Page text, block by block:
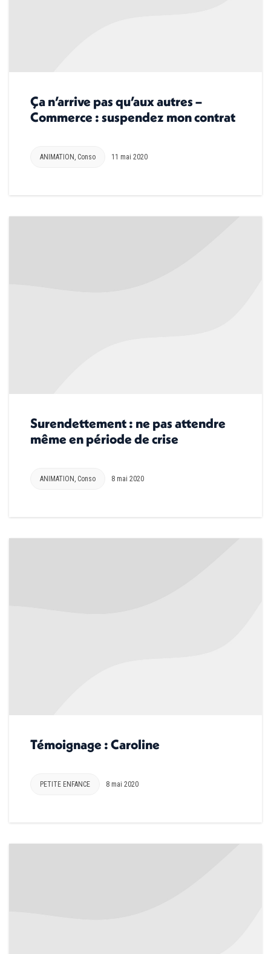
Ça n’arrive pas qu’aux autres –
Commerce : suspendez mon contrat
ANIMATION , Conso 11 mai 2020
Surendettement : ne pas attendre
même en période de crise
ANIMATION Conso 8 mai 2020
Témoignage : Caroline
PETITE ENFANCE 8 mai 2020